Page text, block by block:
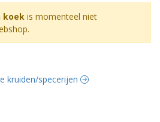
koek is momenteel niet
kruiden/specerijen